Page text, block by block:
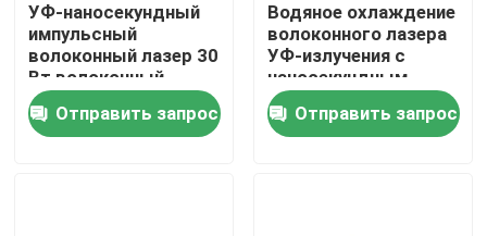
Товары
Видео
УФ-наносекундный
импульсный
волоконный лазер 30
Вт волоконный
лазерный гравер
Отправить запрос
Водяное охлаждение
волоконного лазера
УФ-излучения с
наносекундным
импульсом
мощностью 5 Вт
Отправить запрос